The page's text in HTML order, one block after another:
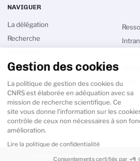
Crédits Mentions légales
NAVIGUER
La délégation
Recherche
Talents
Actualités
Événements
Gestion des cookies
La politique de gestion des cookies du
CNRS est élaborée en adéquation avec sa
mission de recherche scientifique. Ce
site vous donne l’information sur les
contrôle de ceux non nécessaires à son
amélioration.
Lire la politique de confidentialité
Consentements certifiés par